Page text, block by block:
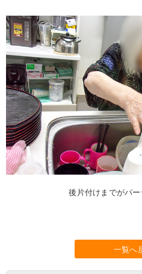
後片付けまでがパ
一覧へ